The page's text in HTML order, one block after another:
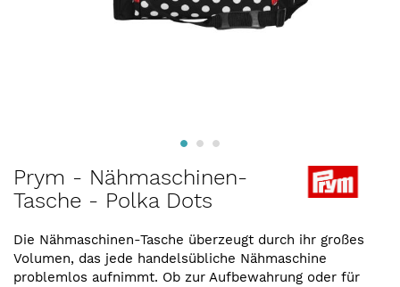
Anfang
der
springen
Prym - Nähmaschinen-
Tasche - Polka Dots
Die Nähmaschinen-Tasche überzeugt durch ihr großes
Volumen, das jede handelsübliche Nähmaschine
problemlos aufnimmt. Ob zur Aufbewahrung oder für